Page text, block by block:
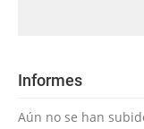
Informes
Aún no se han